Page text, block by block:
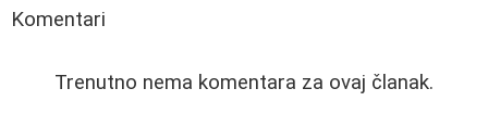
Komentari
Trenutno nema komentara za ovaj članak.